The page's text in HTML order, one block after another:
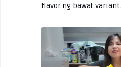
flavor ng bawat variant.